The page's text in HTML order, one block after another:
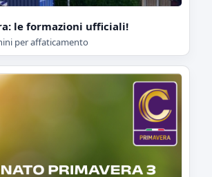
le formazioni ufficiali!
per affaticamento